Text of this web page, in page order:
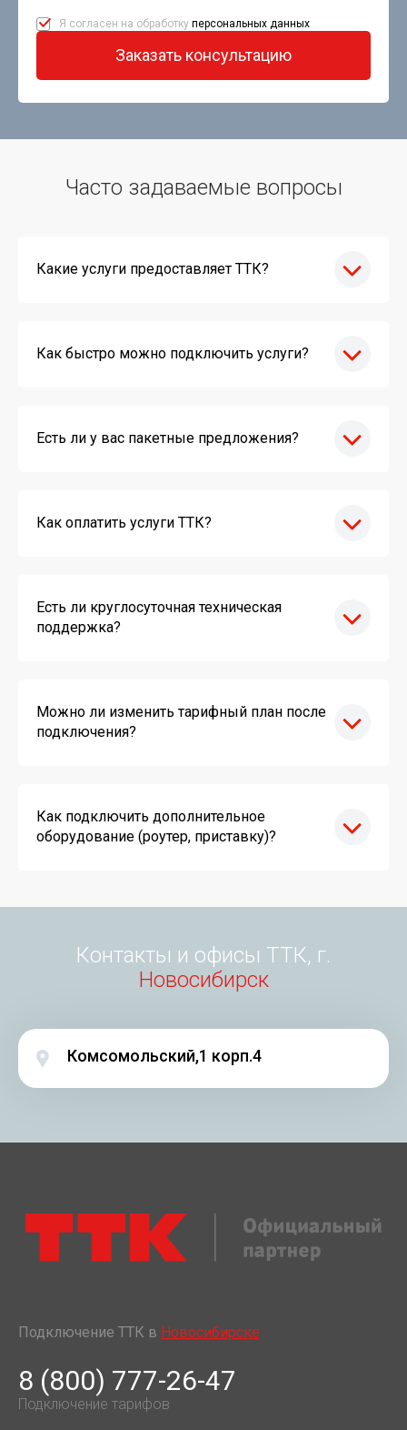
Я согласен на обработку персональных данных
Заказать консультацию
Часто задаваемые вопросы
Какие услуги предоставляет ТТК?
Как быстро можно подключить услуги?
Есть ли у вас пакетные предложения?
Как оплатить услуги ТТК?
Есть ли круглосуточная техническая
поддержка?
Можно ли изменить тарифный план после
подключения?
Как подключить дополнительное
оборудование (роутер, приставку)?
Контакты и офисы ТТК, г.
Новосибирск
Комсомольский,1 корп.4
Подключение ТТК в Новосибирске
8 (800) 777-26-47
Подключение тарифов